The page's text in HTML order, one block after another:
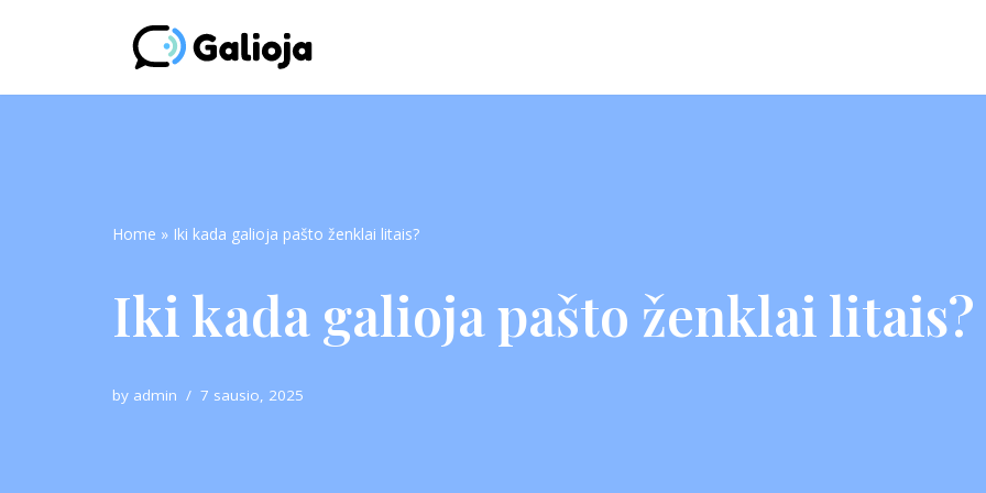
Home » Iki kada galioja pašto ženklai litais?
Iki kada galioja pašto ženklai litais?
by admin 7 sausio, 2025